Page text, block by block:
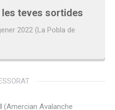
teves sortides
2022 (La Pobla de
(Amercian Avalanche